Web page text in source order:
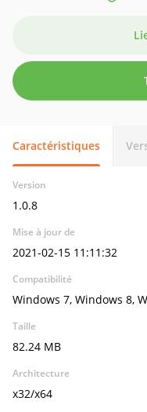
Caractéristiques
Version
1.0.8
Mise à jour de
2021-02-15 11:11:32
Compatibilité
Windows 7, Windows 8,
Taille
82.24 MB
Architecture
x32/x64